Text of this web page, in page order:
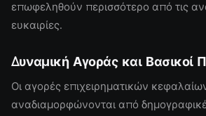
επωφεληθούν περισσότερο από τις
ευκαιρίες.
Δυναμική Αγοράς και Βασικοί
Οι αγορές επιχειρηματικών
αναδιαμορφώνονται από